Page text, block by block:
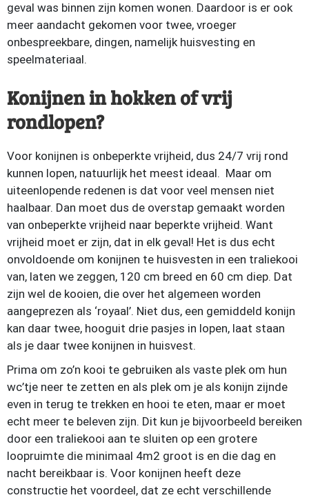
geval was binnen zijn komen wonen. Daardoor is er ook
meer aandacht gekomen voor twee, vroeger
onbespreekbare, dingen, namelijk huisvesting en
speelmateriaal.
Konijnen in hokken of vrij
rondlopen?
Voor konijnen is onbeperkte vrijheid, dus 24/7 vrij rond
kunnen lopen, natuurlijk het meest ideaal. Maar om
uiteenlopende redenen is dat voor veel mensen niet
haalbaar. Dan moet dus de overstap gemaakt worden
van onbeperkte vrijheid naar beperkte vrijheid. Want
vrijheid moet er zijn, dat in elk geval! Het is dus echt
onvoldoende om konijnen te huisvesten in een traliekooi
van, laten we zeggen, 120 cm breed en 60 cm diep. Dat
zijn wel de kooien, die over het algemeen worden
aangeprezen als ‘royaal’. Niet dus, een gemiddeld konijn
kan daar twee, hooguit drie pasjes in lopen, laat staan
als je daar twee konijnen in huisvest.
Prima om zo’n kooi te gebruiken als vaste plek om hun
wc’tje neer te zetten en als plek om je als konijn zijnde
even in terug te trekken en hooi te eten, maar er moet
echt meer te beleven zijn. Dit kun je bijvoorbeeld bereiken
door een traliekooi aan te sluiten op een grotere
loopruimte die minimaal 4m2 groot is en die dag en
nacht bereikbaar is. Voor konijnen heeft deze
constructie het voordeel, dat ze echt verschillende